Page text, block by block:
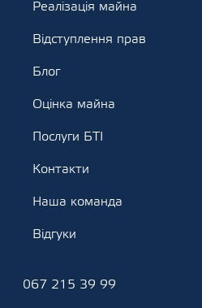
Реалізація майна
Відступлення прав
Блог
Оцінка майна
Послуги БТІ
Контакти
Наша команда
Відгуки
067 215 39 99